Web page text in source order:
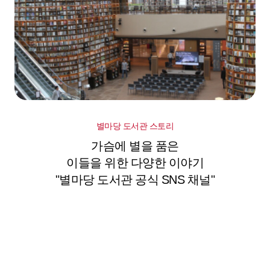
별마당 도서관 스토리
가슴에 별을 품은
이들을 위한 다양한 이야기
"별마당 도서관 공식 SNS 채널"